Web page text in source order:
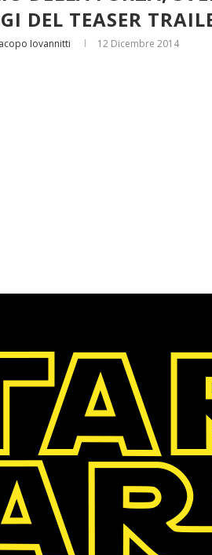
DEL TEASER
Iovannitti 12 Dicembre 2014